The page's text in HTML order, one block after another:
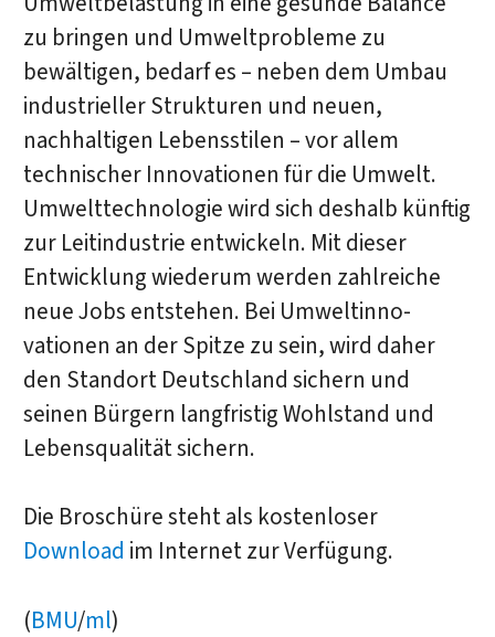
zu bringen und Umweltprobleme zu
bewältigen, bedarf es – neben dem Umbau
industrieller Strukturen und neuen,
nachhaltigen Lebensstilen – vor allem
technischer Innovationen für die Umwelt.
Umwelttechnologie wird sich deshalb künftig
zur Leitindustrie entwickeln. Mit dieser
Entwicklung wiederum werden zahlreiche
neue Jobs entstehen. Bei Umwelt­inno­
vationen an der Spitze zu sein, wird daher
den Standort Deutschland sichern und
seinen Bürgern langfristig Wohlstand und
Lebensqualität sichern.
Die Broschüre steht als kostenloser
Download im Internet zur Verfügung.
(BMU/ml)